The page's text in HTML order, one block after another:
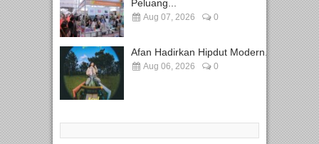
Peluang...
Aug 07, 2026 0
Afan Hadirkan Hipdut Modern...
Aug 06, 2026 0